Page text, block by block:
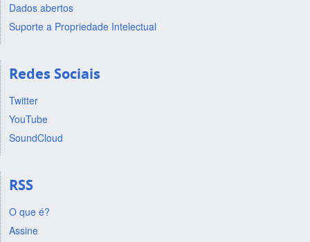
Dados abertos
Suporte a Propriedade Intelectual
Redes Sociais
Twitter
YouTube
SoundCloud
RSS
O que é?
Assine